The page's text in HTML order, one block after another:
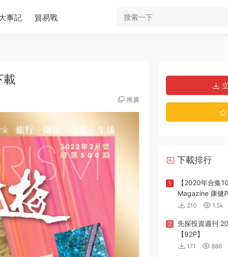
事記 貿易戰
載
推廣
下載排行
1
【2020年合集
Magazine 康健
210 1.5k
2
先探投資週刊
【92P】
171 886